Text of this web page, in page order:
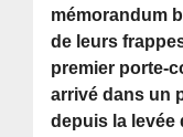
mémorandum
de leurs
premier porte-
arrivé dans un
depuis la levée